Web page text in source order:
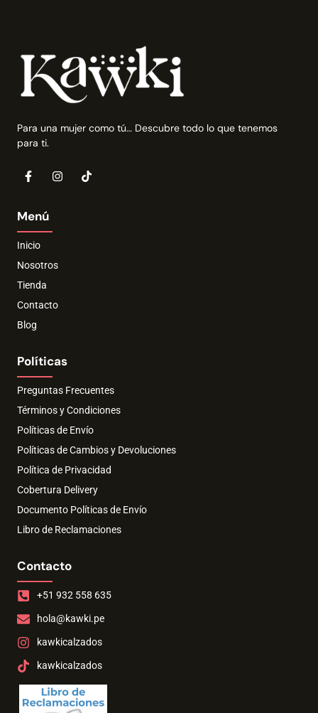
Para una mujer como tú… Descubre todo lo que tenemos
para ti.
Menú
Inicio
Nosotros
Tienda
Contacto
Blog
Políticas
Preguntas Frecuentes
Términos y Condiciones
Políticas de Envío
Políticas de Cambios y Devoluciones
Política de Privacidad
Cobertura Delivery
Documento Políticas de Envío
Libro de Reclamaciones
Contacto
+51 932 558 635
hola@kawki.pe
kawkicalzados
kawkicalzados